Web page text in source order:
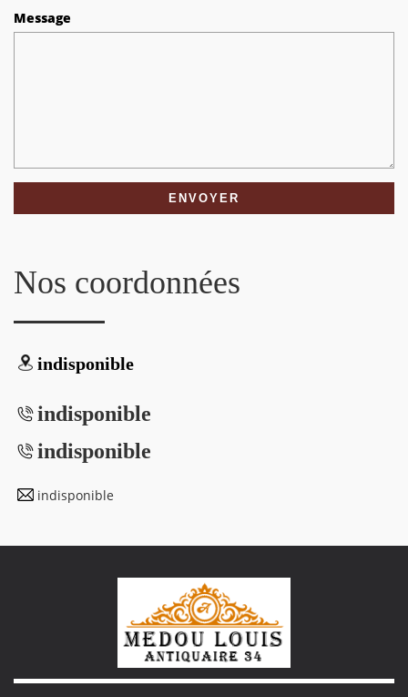
Message
Nos coordonnées
indisponible
indisponible
indisponible
indisponible